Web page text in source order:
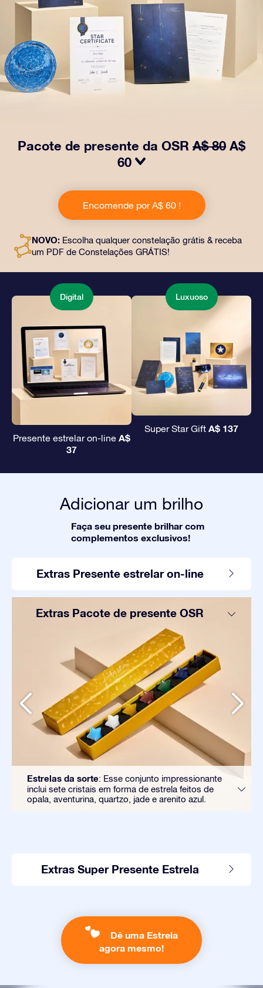
Pacote de presente da OSR A$ 80 A$
60
da OSR! Esse presente inclui um lindo envelope e
documentos personalizados enviados para um
endereço de sua escolha, além de documentos digitais
mágica de oferecer um presente eterno a amigos e
entes queridos.
Encomende por A$ 60 !
NOVO: Escolha qualquer constelação grátis & receba
um PDF de Constelações GRÁTIS!
Digital
Presente estrelar on-line A$
37
Luxuoso
Super Star Gift A$ 137
Adicionar um brilho
Faça seu presente brilhar com
complementos exclusivos!
Extras Presente estrelar on-line
Extras Pacote de presente OSR
Estrelas da sorte: Esse conjunto impressionante
inclui sete cristais em forma de estrela feitos de
opala, aventurina, quartzo, jade e arenito azul.
Extras Super Presente Estrela
Dê uma Estrela
agora mesmo!